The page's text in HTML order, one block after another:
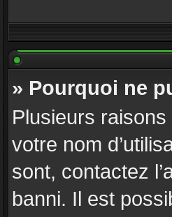
» Pourquoi ne
Plusieurs
votre nom
sont, contactez
banni. Il est